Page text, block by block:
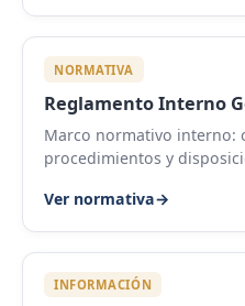
NORMATIVA
Reglamento Interno
Marco normativo interno:
procedimientos y
Ver normativa→
INFORMACIÓN